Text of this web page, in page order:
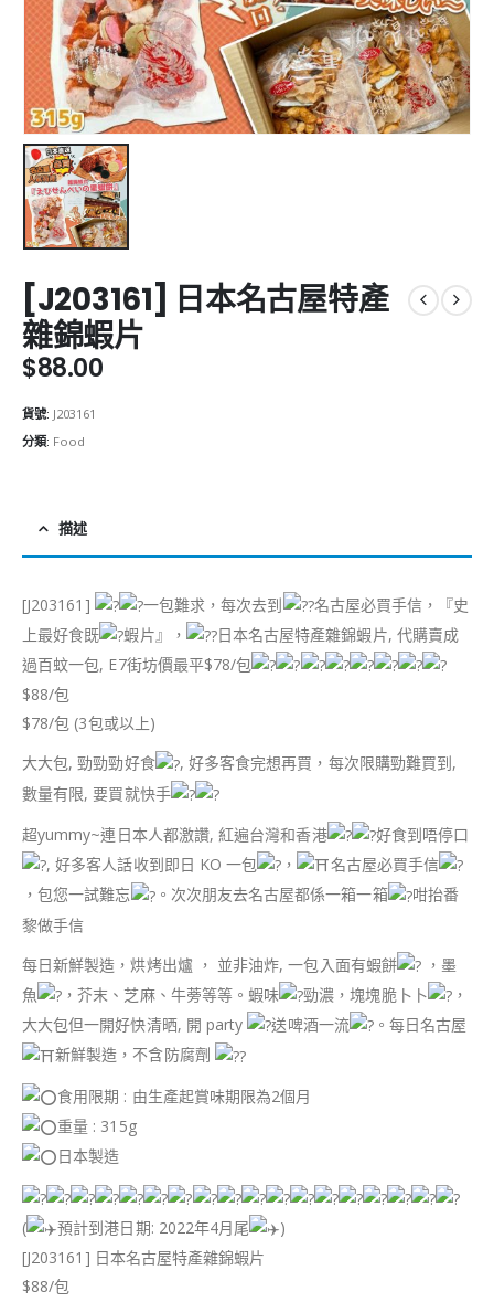
[J203161] 日本名古屋特產
雜錦蝦片
$88.00
貨號: J203161
分類: Food
描述
[J203161] 一包難求，每次去到
名古屋必買手信，『史
上最好食既
蝦片』，
日本名古屋特產雜錦蝦片, 代購賣成
過百蚊一包, E7街坊價最平$78/包
$88/包
$78/包 (3包或以上)
大大包, 勁勁勁好食
, 好多客食完想再買，每次限購勁難買到,
數量有限, 要買就快手
超yummy~連日本人都激讚, 紅遍台灣和香港
好食到唔停口
, 好多客人話收到即日 KO 一包
，
名古屋必買手信
，包您一試難忘
。次次朋友去名古屋都係一箱一箱
咁抬番
黎做手信
每日新鮮製造，烘烤出爐 ， 並非油炸, 一包入面有蝦餅
，墨
魚
，芥末、芝麻、牛蒡等等。蝦味 勁濃，塊塊脆卜卜
，
大大包但一開好快清晒, 開 party
送啤酒一流
。每日名古屋
新鮮製造，不含防腐劑
食用限期 : 由生產起賞味期限為2個月
重量 : 315g
日本製造
( 預計到港日期: 2022年4月尾
)
[J203161] 日本名古屋特產雜錦蝦片
$88/包